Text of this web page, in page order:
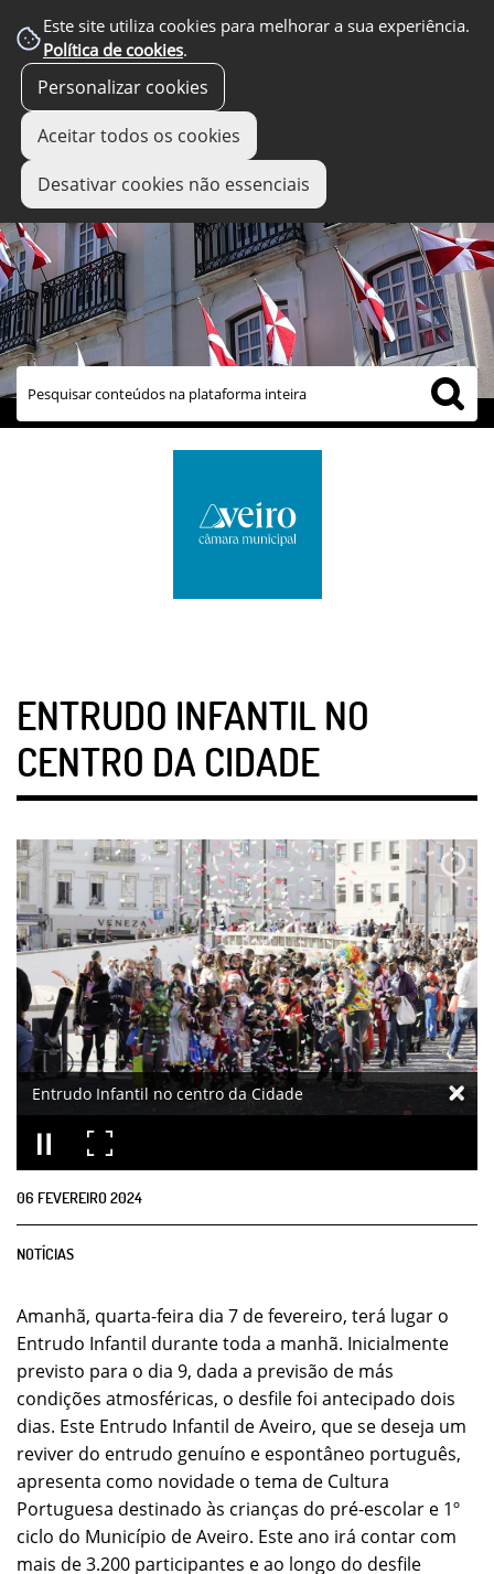
Este site utiliza cookies para melhorar a sua experiência.
Política de cookies.
Personalizar cookies
Aceitar todos os cookies
Desativar cookies não essenciais
links úteis
ENTRUDO INFANTIL NO
CENTRO DA CIDADE
Entrudo Infantil no centro da Cidade
06 FEVEREIRO2024
NOTÍCIAS
Amanhã, quarta-feira dia 7 de fevereiro, terá lugar o
Entrudo Infantil durante toda a manhã. Inicialmente
previsto para o dia 9, dada a previsão de más
condições atmosféricas, o desfile foi antecipado dois
dias. Este Entrudo Infantil de Aveiro, que se deseja um
reviver do entrudo genuíno e espontâneo português,
apresenta como novidade o tema de Cultura
Portuguesa destinado às crianças do pré-escolar e 1º
ciclo do Município de Aveiro. Este ano irá contar com
mais de 3.200 participantes e ao longo do desfile